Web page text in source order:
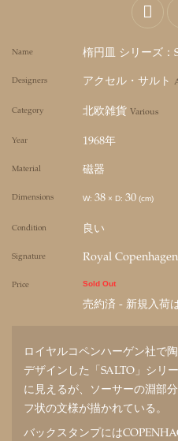
Name 楕円皿 シリーズ：
Designers アクセル・サルト
Category 北欧雑貨 Various
Year 1968年
Material 磁器
Dimensions W: 38 × D: 30 (cm)
Condition 良い
Signature Royal
Price Sold Out
売約済 - 新規入荷
ロイヤルコペンハーゲン社で
デザインした「SALTO」シリ
に見えるが、ソーサーの淵部
フ状の文様が描かれている。
バックスタンプには